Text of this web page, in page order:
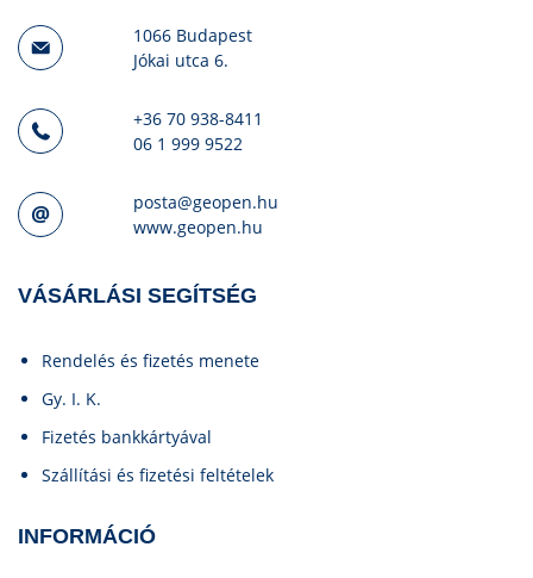
1066 Budapest
Jókai utca 6.
+36 70 938-8411
06 1 999 9522
posta@geopen.hu
www.geopen.hu
VÁSÁRLÁSI SEGÍTSÉG
Rendelés és fizetés menete
Gy. I. K.
Fizetés bankkártyával
Szállítási és fizetési feltételek
INFORMÁCIÓ